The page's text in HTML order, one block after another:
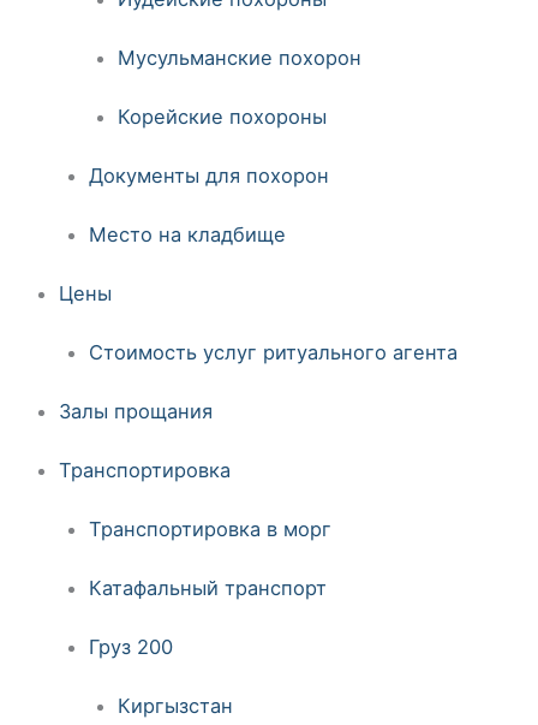
Мусульманские похорон
Корейские похороны
Документы для похорон
Место на кладбище
Цены
Стоимость услуг ритуального агента
Залы прощания
Транспортировка
Транспортировка в морг
Катафальный транспорт
Груз 200
Киргызстан